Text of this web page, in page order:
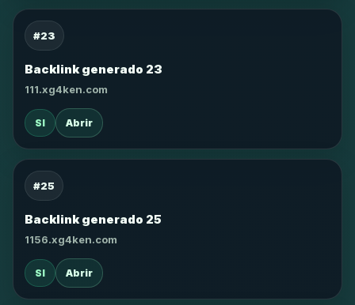
#23
Backlink generado 23
111.xg4ken.com
SI Abrir
#25
Backlink generado 25
1156.xg4ken.com
SI Abrir